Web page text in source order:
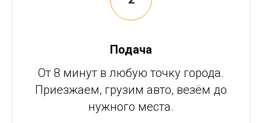
Подача
От 8 минут в любую точку города.
Приезжаем, грузим авто, везём до
нужного места.